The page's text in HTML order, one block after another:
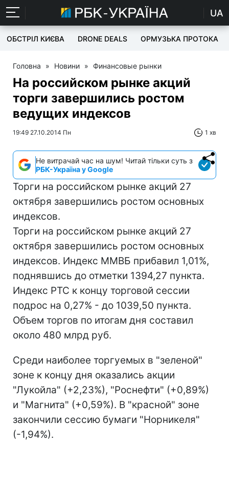
UA
ОБСТРІЛ КИЄВА DRONE DEALS ОРМУЗЬКА ПРОТОКА
Головна » Новини » Финансовые рынки
На российском рынке акций
торги завершились ростом
ведущих индексов
19:49 27.10.2014 Пн 1 хв
Не витрачай час на шум! Читай тільки суть з
РБК-Україна у Google
Торги на российском рынке акций 27
октября завершились ростом основных
индексов.
Торги на российском рынке акций 27
октября завершились ростом основных
индексов. Индекс ММВБ прибавил 1,01%,
поднявшись до отметки 1394,27 пункта.
Индекс РТС к концу торговой сессии
подрос на 0,27% - до 1039,50 пункта.
Объем торгов по итогам дня составил
около 480 млрд руб.
Среди наиболее торгуемых в "зеленой"
зоне к концу дня оказались акции
"Лукойла" (+2,23%), "Роснефти" (+0,89%)
и "Магнита" (+0,59%). В "красной" зоне
закончили сессию бумаги "Норникеля"
(-1,94%).